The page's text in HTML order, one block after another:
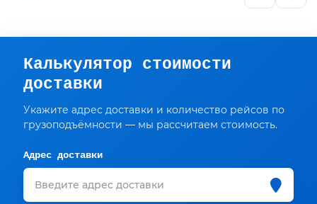
Калькулятор стоимости
доставки
Укажите адрес доставки и количество рейсов по
грузоподъёмности — мы рассчитаем стоимость.
Адрес доставки